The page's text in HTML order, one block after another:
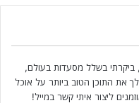
ביקרתי בשלל מסעדות בעולם,
את התוכן הטוב ביותר על אוכל
ליצור איתי קשר במייל!